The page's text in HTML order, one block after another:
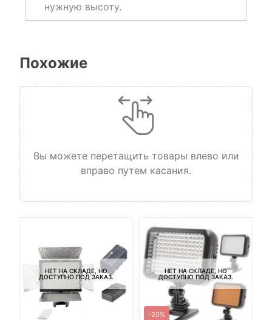
нужную высоту.
Похожие
Вы можете перетащить товары влево или
вправо путем касания.
НЕТ НА СКЛАДЕ, НО
ДОСТУПНО ПОД ЗАКАЗ.
НЕТ НА СКЛАДЕ, НО
ДОСТУПНО ПОД ЗАКАЗ.
-20%